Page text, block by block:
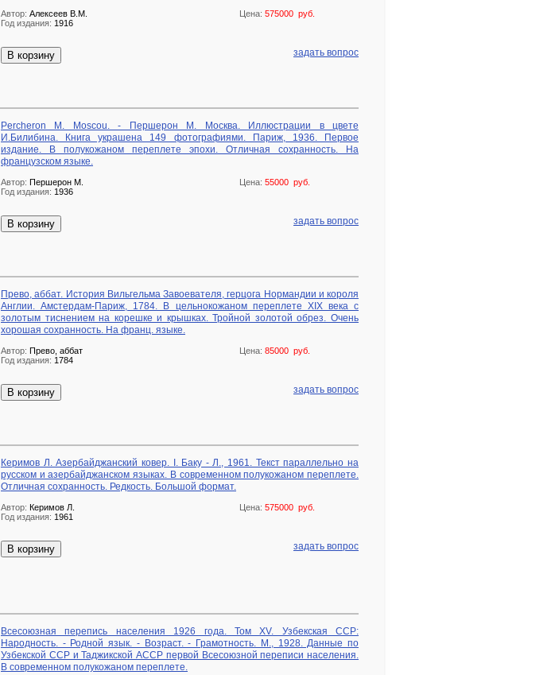
Цена: 575000 руб.
Автор: Алексеев В.М.
Год издания: 1916
В корзину задать вопрос
Percheron M. Moscou. - Першерон М. Москва. Иллюстрации в цвете
И.Билибина. Книга украшена 149 фотографиями. Париж, 1936. Первое
издание. В полукожаном переплете эпохи. Отличная сохранность. На
французском языке.
Цена: 55000 руб.
Автор: Першерон М.
Год издания: 1936
В корзину задать вопрос
Прево, аббат. История Вильгельма Завоевателя, герцога Нормандии и короля
Англии. Амстердам-Париж, 1784. В цельнокожаном переплете XIX века с
золотым тиснением на корешке и крышках. Тройной золотой обрез. Очень
хорошая сохранность. На франц. языке.
Цена: 85000 руб.
Автор: Прево, аббат
Год издания: 1784
В корзину задать вопрос
Керимов Л. Азербайджанский ковер. I. Баку - Л., 1961. Текст параллельно на
русском и азербайджанском языках. В современном полукожаном переплете.
Отличная сохранность. Редкость. Большой формат.
Цена: 575000 руб.
Автор: Керимов Л.
Год издания: 1961
В корзину задать вопрос
Всесоюзная перепись населения 1926 года. Том XV. Узбекская ССР:
Народность. - Родной язык. - Возраст. - Грамотность. М., 1928. Данные по
Узбекской ССР и Таджикской АССР первой Всесоюзной переписи населения.
В современном полукожаном переплете.